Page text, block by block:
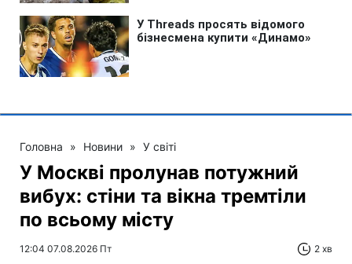
Головна » Новини » У світі
У Москві пролунав потужний
вибух: стіни та вікна тремтіли
по всьому місту
12:04 07.08.2026 Пт 2 хв